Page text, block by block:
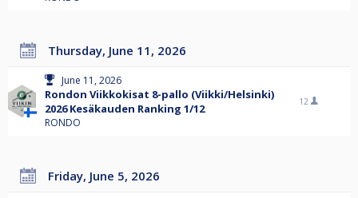
Thursday, June 11, 2026
June 11, 2026
Rondon Viikkokisat 8-pallo (Viikki/Helsinki)
2026 Kesäkauden Ranking 1/12
RONDO
12
Friday, June 5, 2026